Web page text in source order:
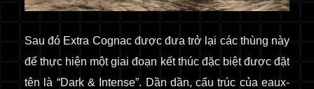
Sau đó Extra Cognac được đưa trở lại các thùng này
để thực hiện một giai đoạn kết thúc đặc biệt được đặt
tên là “Dark & ​​Intense”. Dần dần, cấu trúc của eaux-